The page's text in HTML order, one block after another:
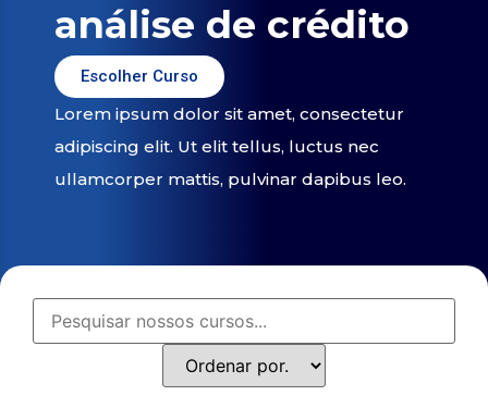
análise de crédito
Escolher Curso
Lorem ipsum dolor sit amet, consectetur
adipiscing elit. Ut elit tellus, luctus nec
ullamcorper mattis, pulvinar dapibus leo.